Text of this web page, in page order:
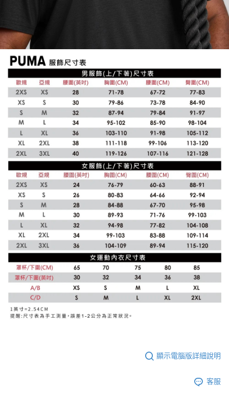
顯示電腦版詳細說明
客服